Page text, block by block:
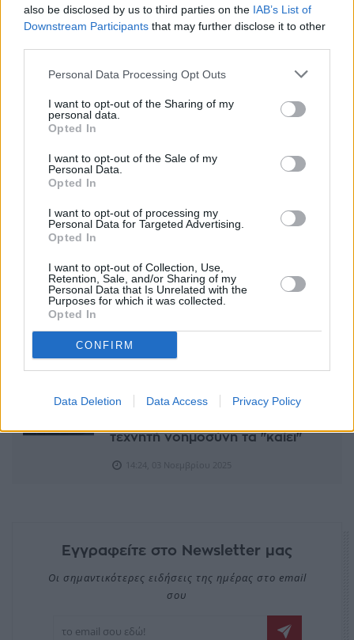
also be disclosed by us to third parties on the IAB’s List of
Downstream Participants that may further disclose it to other
Personal Data Processing Opt Outs
I want to opt-out of the Sharing of my
personal data.
Opted In
I want to opt-out of the Sale of my
Personal Data.
Opted In
I want to opt-out of processing my
Personal Data for Targeted Advertising.
Opted In
I want to opt-out of Collection, Use,
Retention, Sale, and/or Sharing of my
Personal Data that Is Unrelated with the
Purposes for which it was collected.
Opted In
CONFIRM
Data Deletion Data Access Privacy Policy
Ετικέτες openAI
facebook
Ακολουθήστε το Sofokleousin.gr στο
και μάθετε πρώτοι όλες τις ειδήσεις
ΣΧΕΤΙΚΆ ΆΡΘΡΑ
Tech κολοσσοί: Η online
τεχνητή νοημοσύνη τα "καίει"
Εγγραφείτε στο Newsletter μας
Οι σημαντικότερες ειδήσεις της ημέρας στο email
σου